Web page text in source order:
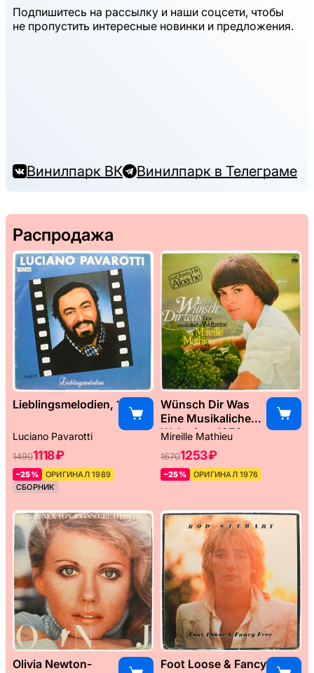
Подпишитесь на рассылку и наши соцсети, чтобы
не пропустить интересные новинки и предложения.
Винилпарк ВК Винилпарк в Телеграме
Распродажа
Lieblingsmelodien, 1989
Luciano Pavarotti
14901118 ₽
–25%
ОРИГИНАЛ 1989
СБОРНИК
Wünsch Dir Was
Eine Musikaliche
Weltreise, 1976
Mireille Mathieu
16701253 ₽
–25% ОРИГИНАЛ 1976
Olivia Newton-
Foot Loose & Fancy